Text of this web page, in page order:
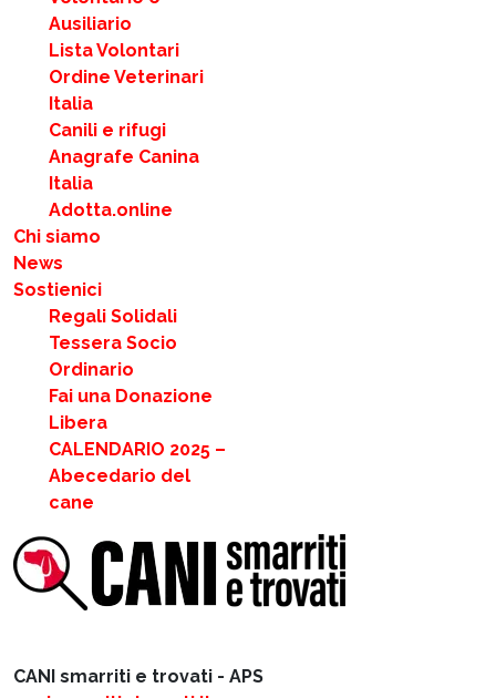
CANI smarriti e trovati - APS
Ausiliario
Lista Volontari
Ordine Veterinari
Italia
Canili e rifugi
Anagrafe Canina
Italia
Adotta.online
Chi siamo
News
Sostienici
Regali Solidali
Tessera Socio
Ordinario
Fai una Donazione
Libera
CALENDARIO 2025 –
Abecedario del
cane